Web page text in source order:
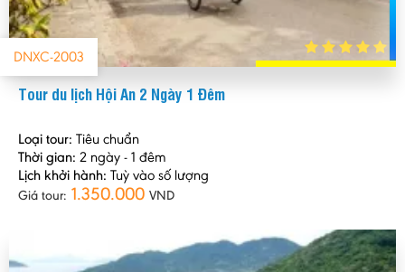
DNXC-2003
Tour du lịch Hội An 2 Ngày 1 Đêm
Loại tour: Tiêu chuẩn
Thời gian: 2 ngày - 1 đêm
Lịch khởi hành: Tuỳ vào số lượng
Giá tour: 1.350.000 VND